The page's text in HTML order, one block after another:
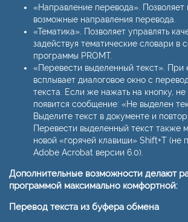
«Направление перевода». Позволяет
возможные направления перевода.
«Тематика». Позволяет управлять
задействуя тематические словари в
программы PROMT.
«Перевести выделенный текст». При
всплывает диалоговое окно с
текста. Если же нажать на кнопку, не
появится сообщение: «Не выделен
Выделите текст в документе и
Перевести выделенный текст также
новой «горячей клавиши» Shift+T (не
Adobe Acrobat версии 6.0).
Дополнительные возможности делают
программой максимально комфортной:
Перевод текста из буфера обмена